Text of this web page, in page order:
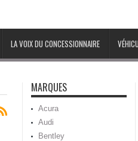
LA VOIX DU CONCESSIONNAIRE
MARQUES
Acura
Audi
Bentley